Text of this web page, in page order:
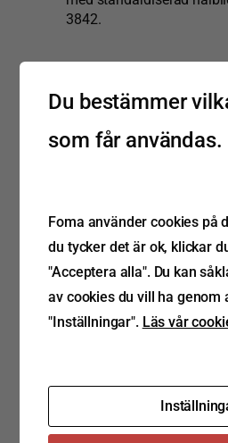
3842.
är lätt att byta ut.Dessa
kopplingstappar med
har modellerna KZ 1108
– 1012, KZ 1410 – 1412,
1516 samt KZ 1416 och
kopplingstappar passar
Vändkransar
Du bestämmer
som får användas.
Foma använder cookies på
du tycker det är ok, klickar
"Acceptera alla". Du kan
av cookies du vill ha genom
"Inställningar". Läs vår